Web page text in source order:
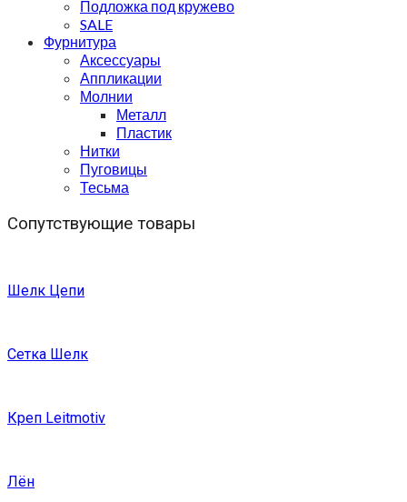
Подложка под кружево
SALE
Фурнитура
Аксессуары
Аппликации
Молнии
Металл
Пластик
Нитки
Пуговицы
Тесьма
Сопутствующие товары
Шелк Цепи
Сетка Шелк
Креп Leitmotiv
Лён